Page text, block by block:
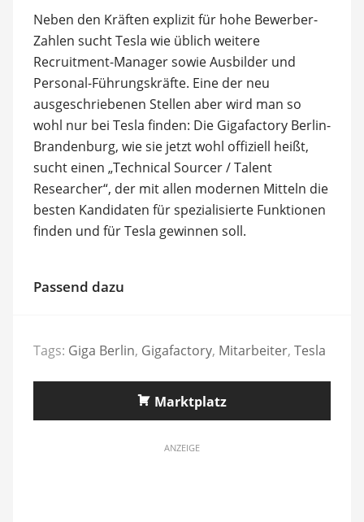
Neben den Kräften explizit für hohe Bewerber-
Zahlen sucht Tesla wie üblich weitere
Recruitment-Manager sowie Ausbilder und
Personal-Führungskräfte. Eine der neu
ausgeschriebenen Stellen aber wird man so
wohl nur bei Tesla finden: Die Gigafactory Berlin-
Brandenburg, wie sie jetzt wohl offiziell heißt,
sucht einen „Technical Sourcer / Talent
Researcher“, der mit allen modernen Mitteln die
besten Kandidaten für spezialisierte Funktionen
finden und für Tesla gewinnen soll.
Passend dazu
Tags: Giga Berlin, Gigafactory, Mitarbeiter, Tesla
Marktplatz
ANZEIGE